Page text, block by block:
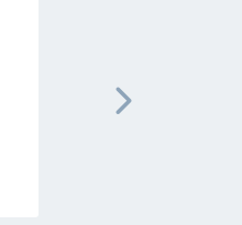
Österreich
Nächste